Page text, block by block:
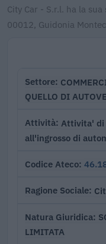
City Car - S.r.l. ha la
00012, Guidonia
Settore
QUELLO DI
Attività Attivita' di
all'ingrosso di
Codice Ateco
Ragione Sociale
Natura Giuridica
LIMITATA